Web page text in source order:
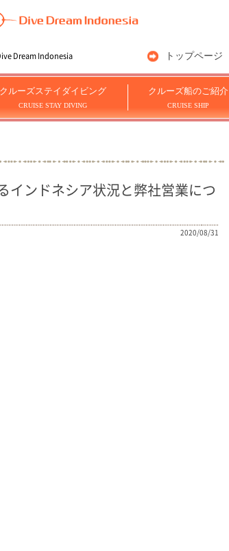
Dream Indonesia トップページ
クルーズステイダイビング
CRUISE STAY DIVING
クルーズ船のご紹介
CRUISE SHIP
インドネシア状況と弊社営業につ
2020/08/31